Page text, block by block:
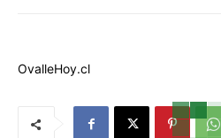
OvalleHoy.cl